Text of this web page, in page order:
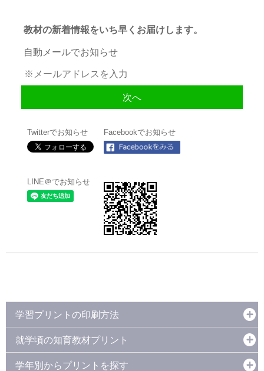
教材の新着情報をいち早くお届けします。
自動メールでお知らせ
Twitterでお知らせ Facebookでお知らせ
LINE＠でお知らせ
学習プリントの印刷方法
就学頃の知育教材プリント
学年別からプリントを探す